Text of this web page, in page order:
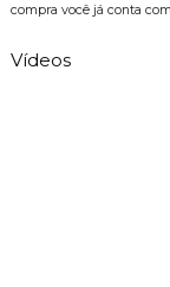
compra você já conta
Vídeos